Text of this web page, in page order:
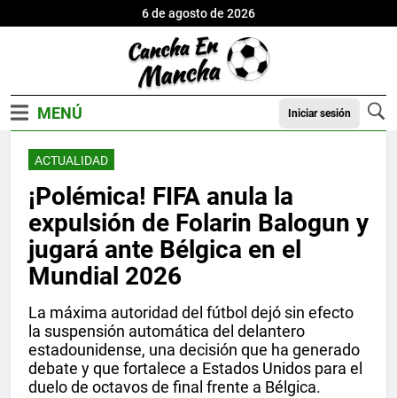
6 de agosto de 2026
Iniciar sesión
ACTUALIDAD
¡Polémica! FIFA anula la
expulsión de Folarin Balogun y
jugará ante Bélgica en el
Mundial 2026
La máxima autoridad del fútbol dejó sin efecto
la suspensión automática del delantero
estadounidense, una decisión que ha generado
debate y que fortalece a Estados Unidos para el
duelo de octavos de final frente a Bélgica.